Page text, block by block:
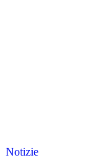
Notizie